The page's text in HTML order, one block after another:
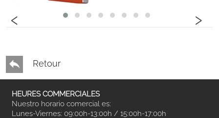
‹ ›
Retour
HEURES COMMERCIALES
Nuestro horario comercial es:
Lunes-Viernes: 09:00h-13:00h / 15:00h-17:00h